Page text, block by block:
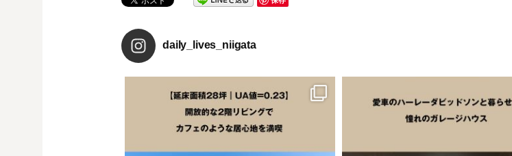
daily_lives_niigata